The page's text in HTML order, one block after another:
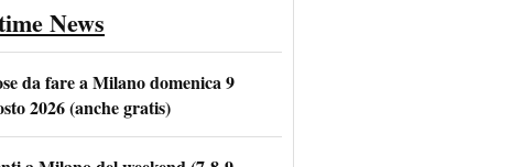
News
da fare a Milano domenica 9
2026 (anche gratis)